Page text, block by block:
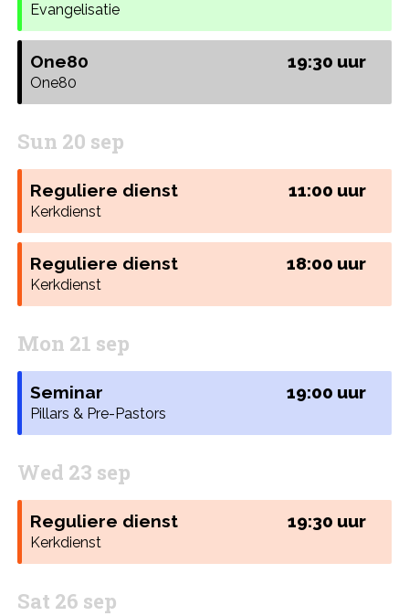
Evangelisatie
One80 19:30 uur
One80
Sun 20 sep
Reguliere dienst 11:00 uur
Kerkdienst
Reguliere dienst 18:00 uur
Kerkdienst
Mon 21 sep
Seminar 19:00 uur
Pillars & Pre-Pastors
Wed 23 sep
Reguliere dienst 19:30 uur
Kerkdienst
Sat 26 sep